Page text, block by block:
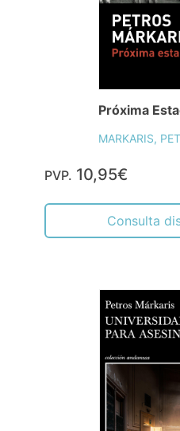
Próxima
MARKARIS,
PVP. 10,95€
Consulta